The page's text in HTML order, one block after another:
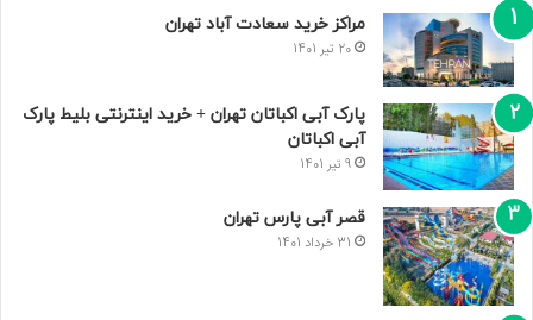
مراکز خرید سعادت‌ آباد تهران
20 تیر 1401
پارک آبی اکباتان تهران + خرید اینترنتی بلیط پارک
آبی اکباتان
9 تیر 1401
قصر آبی پارس تهران
31 خرداد 1401